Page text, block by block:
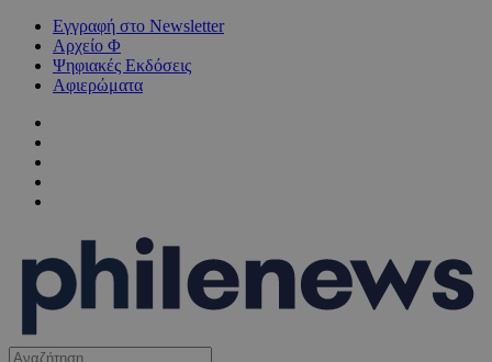
Εγγραφή στο Newsletter
Αρχείο Φ
Ψηφιακές Εκδόσεις
Αφιερώματα